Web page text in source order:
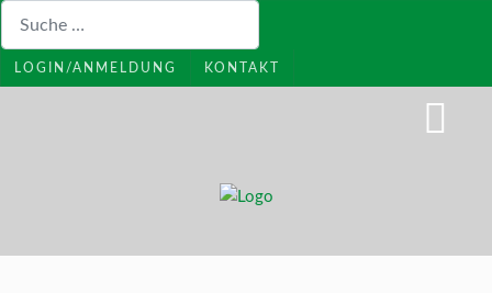
LOGIN/ANMELDUNG KONTAKT